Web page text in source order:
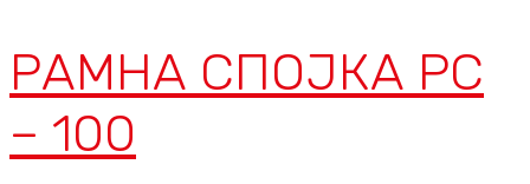
РАМНА СПОЈКА РС
– 100